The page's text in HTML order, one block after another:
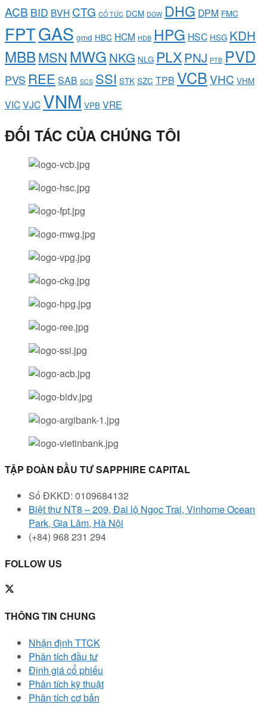
ACB BID BVH CTG CỔ TỨC DCM DGW DHG DPM FMC
FPTGAS gmd HBC HCM HDB HPG HSC HSG KDH
MBBMSNMWG NKG NLG PLXPNJ PTB PVD
PVS REE SAB SCS SSI STK SZC TPB VCBVHC VHM
VICVJC VNM VPB VRE
ĐỐI TÁC CỦA CHÚNG TÔI
TẬP ĐOÀN ĐẦU TƯ SAPPHIRE CAPITAL
Số ĐKKD: 0109684132
Biệt thự NT8 – 209, Đại lộ Ngọc Trai, Vinhome Ocean
Park, Gia Lâm, Hà Nội
(+84) 968 231 294
FOLLOW US
THÔNG TIN CHUNG
Nhận định TTCK
Phân tích đầu tư
Định giá cổ phiếu
Phân tích kỹ thuật
Phân tích cơ bản